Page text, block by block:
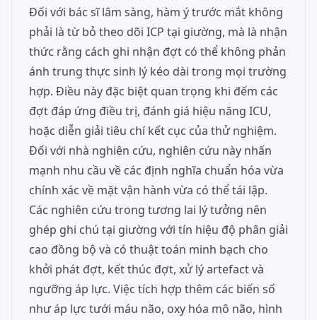
Đối với bác sĩ lâm sàng, hàm ý trước mắt không
phải là từ bỏ theo dõi ICP tại giường, mà là nhận
thức rằng cách ghi nhận đợt có thể không phản
ánh trung thực sinh lý kéo dài trong mọi trường
hợp. Điều này đặc biệt quan trọng khi đếm các
đợt đáp ứng điều trị, đánh giá hiệu năng ICU,
hoặc diễn giải tiêu chí kết cục của thử nghiệm.
Đối với nhà nghiên cứu, nghiên cứu này nhấn
mạnh nhu cầu về các định nghĩa chuẩn hóa vừa
chính xác về mặt vận hành vừa có thể tái lập.
Các nghiên cứu trong tương lai lý tưởng nên
ghép ghi chú tại giường với tín hiệu độ phân giải
cao đồng bộ và có thuật toán minh bạch cho
khởi phát đợt, kết thúc đợt, xử lý artefact và
ngưỡng áp lực. Việc tích hợp thêm các biến số
như áp lực tưới máu não, oxy hóa mô não, hình